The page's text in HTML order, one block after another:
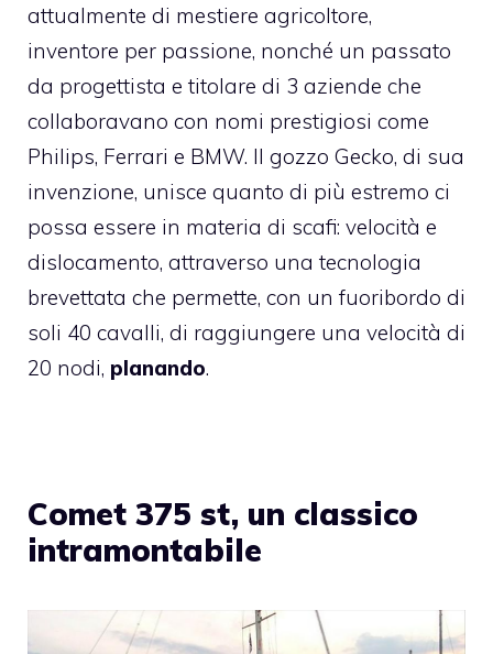
attualmente di mestiere agricoltore,
inventore per passione, nonché un passato
da progettista e titolare di 3 aziende che
collaboravano con nomi prestigiosi come
Philips, Ferrari e BMW. Il gozzo Gecko, di sua
invenzione, unisce quanto di più estremo ci
possa essere in materia di scafi: velocità e
dislocamento, attraverso una tecnologia
brevettata che permette, con un fuoribordo di
soli 40 cavalli, di raggiungere una velocità di
20 nodi, planando.
Comet 375 st, un classico
intramontabile